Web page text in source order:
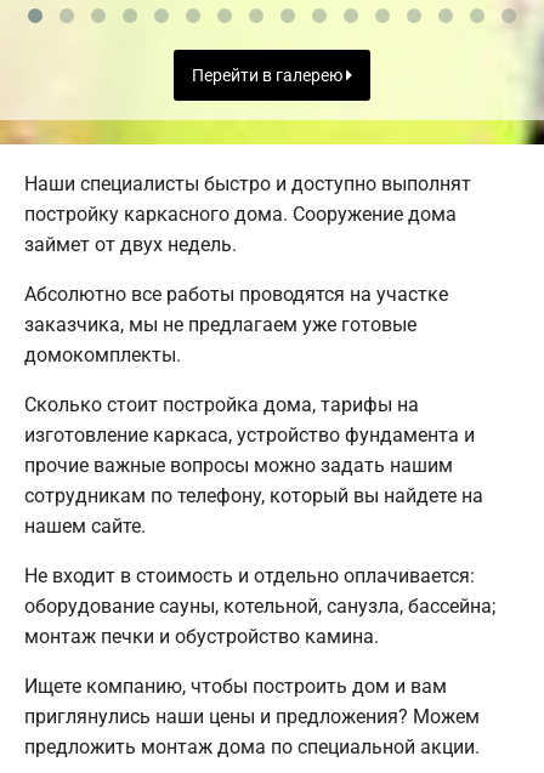
Перейти в галерею
Наши специалисты быстро и доступно выполнят
постройку каркасного дома. Сооружение дома
займет от двух недель.
Абсолютно все работы проводятся на участке
заказчика, мы не предлагаем уже готовые
домокомплекты.
Сколько стоит постройка дома, тарифы на
изготовление каркаса, устройство фундамента и
прочие важные вопросы можно задать нашим
сотрудникам по телефону, который вы найдете на
нашем сайте.
Не входит в стоимость и отдельно оплачивается:
оборудование сауны, котельной, санузла, бассейна;
монтаж печки и обустройство камина.
Ищете компанию, чтобы построить дом и вам
приглянулись наши цены и предложения? Можем
предложить монтаж дома по специальной акции.